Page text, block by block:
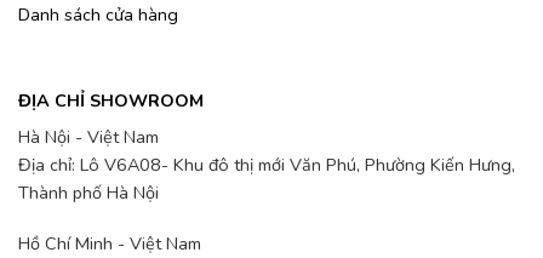
Danh sách cửa hàng
ĐỊA CHỈ SHOWROOM
Hà Nội - Việt Nam
Địa chỉ: Lô V6A08- Khu đô thị mới Văn Phú, Phường Kiến Hưng,
Thành phố Hà Nội
Hồ Chí Minh - Việt Nam